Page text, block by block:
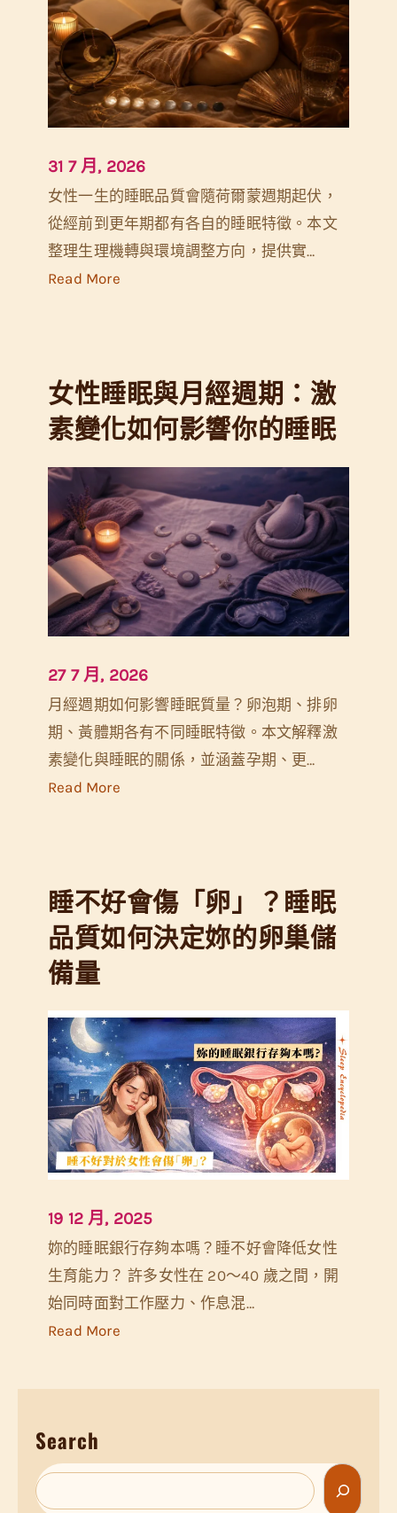
包
：
經
期
孕
調
整
31 7 月, 2026
女性一生的睡眠品質會隨荷爾蒙週期起伏，
從經前到更年期都有各自的睡眠特徵。本文
整理生理機轉與環境調整方向，提供實…
Read More:
眠
變
化
全
解
析
：
經
期
、
到
更
年
女性睡眠與月經週期：激
素變化如何影響你的睡眠
27 7 月, 2026
月經週期如何影響睡眠質量？卵泡期、排卵
期、黃體期各有不同睡眠特徵。本文解釋激
素變化與睡眠的關係，並涵蓋孕期、更…
Read More:
眠
與
月
期
：
激
素
變
化
何
影
響
你
的
眠
睡不好會傷「卵」？睡眠
品質如何決定妳的卵巢儲
備量
19 12 月, 2025
妳的睡眠銀行存夠本嗎？睡不好會降低女性
生育能力？ 許多女性在 20～40 歲之間，開
始同時面對工作壓力、作息混…
Read More:
不
傷
Search
S
e